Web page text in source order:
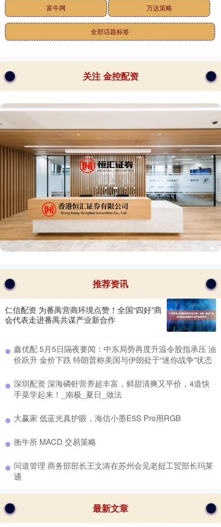
富牛网 万达策略
全部话题标签
关注 金控配资
推荐资讯
仁信配资 为番禺营商环境点赞！全国“四好”商
会代表走进番禺共谋产业新合作
​鑫优配 5月5日隔夜要闻：中东局势再度升温令股指承压 油
价跃升 金价下跌 特朗普称美国与伊朗处于“迷你战争”状态
​深圳配资 深海磷虾营养超丰富，鲜甜清爽又平价，4道快
手菜学起来！_南极_夏日_做法
​大赢家 低蓝光真护眼，海信小墨E5S Pro用RGB
​衡牛所 MACD 交易策略
​问道管理 商务部部长王文涛在苏州会见老挝工贸部长玛莱
通
最新文章